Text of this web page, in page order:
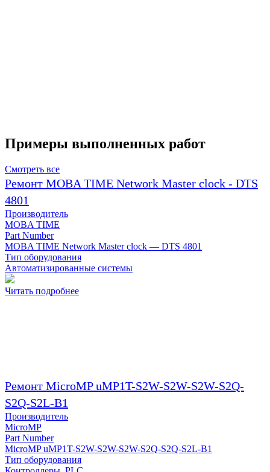
Примеры выполненных работ
Смотреть все
Ремонт MOBA TIME Network Master clock - DTS
4801
Производитель
MOBA TIME
Part Number
MOBA TIME Network Master clock — DTS 4801
Тип оборудования
Автоматизированные системы
Читать подробнее
Ремонт MicroMP uMP1T-S2W-S2W-S2W-S2Q-
S2Q-S2L-B1
Производитель
MicroMP
Part Number
MicroMP uMP1T-S2W-S2W-S2W-S2Q-S2Q-S2L-B1
Тип оборудования